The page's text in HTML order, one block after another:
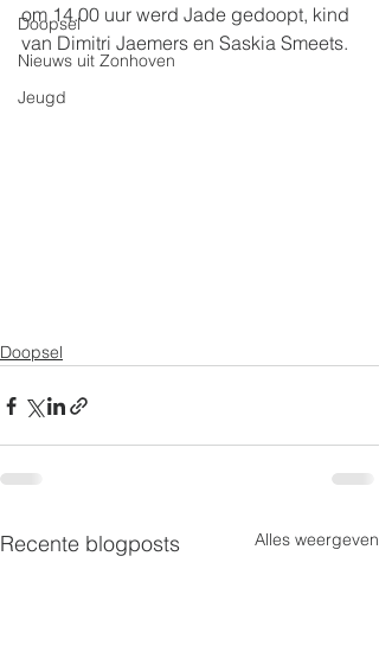
Doopsel
Nieuws uit Zonhoven
Jeugd
om 14.00 uur werd Jade gedoopt, kind
van Dimitri Jaemers en Saskia Smeets.
Doopsel
Recente blogposts Alles weergeven